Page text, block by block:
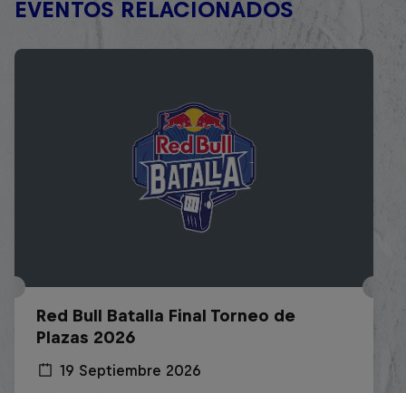
EVENTOS RELACIONADOS
Red Bull Batalla Final Torneo de
Plazas 2026
19 Septiembre 2026